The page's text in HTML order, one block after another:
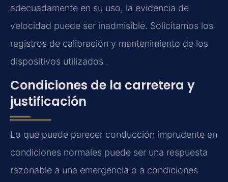
adecuadamente en su uso, la evidencia de
velocidad puede ser inadmisible. Solicitamos los
registros de calibración y mantenimiento de los
dispositivos utilizados .
Condiciones de la carretera y
justificación
Lo que puede parecer conducción imprudente en
condiciones normales puede ser una respuesta
razonable a una emergencia o a condiciones